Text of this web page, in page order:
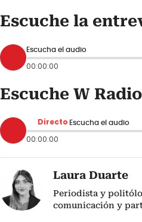
Escuche la
Escucha el audio
00:00:00
Escuche W
Directo Escucha el audio
00:00:00
Laura Duarte
Periodista y
comunicación y